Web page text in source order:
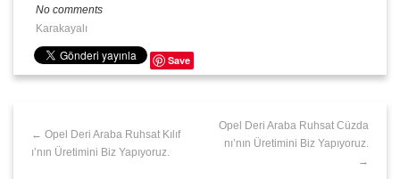
No comments
Karakayalı
Save
← Opel Deri Araba Ruhsat Kılıf
ı’nın Üretimini Biz Yapıyoruz.
Opel Deri Araba Ruhsat Cüzda
nı’nın Üretimini Biz Yapıyoruz.
→